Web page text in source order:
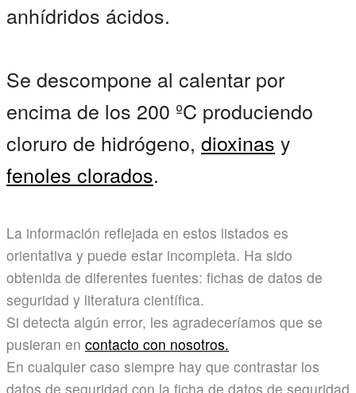
anhídridos ácidos.
Se descompone al calentar por
encima de los 200 ºC produciendo
cloruro de hidrógeno, dioxinas y
fenoles clorados.
La información reflejada en estos listados es
orientativa y puede estar incompleta. Ha sido
obtenida de diferentes fuentes: fichas de datos de
seguridad y literatura científica.
Si detecta algún error, les agradeceríamos que se
pusieran en contacto con nosotros.
En cualquier caso siempre hay que contrastar los
datos de seguridad con la ficha de datos de seguridad